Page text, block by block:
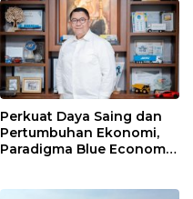
Perkuat Daya Saing dan
Pertumbuhan Ekonomi,
Paradigma Blue Economy